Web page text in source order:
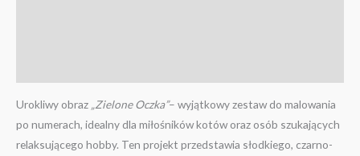
Urokliwy obraz „Zielone Oczka”– wyjątkowy zestaw do malowania
po numerach, idealny dla miłośników kotów oraz osób szukających
relaksującego hobby. Ten projekt przedstawia słodkiego, czarno-